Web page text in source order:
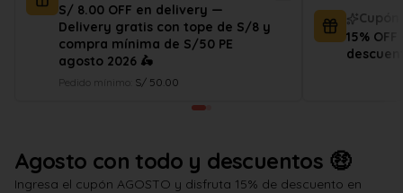
S/ 8.00 OFF en delivery —
Delivery gratis con tope de S/8 y
compra mínima de S/50 PE
agosto 2026 🛵
Pedido mínimo S/ 50.00
15%
Agosto con todo y descuentos 🤑
Ingresa el cupón AGOSTO y disfruta 15% de descuento en